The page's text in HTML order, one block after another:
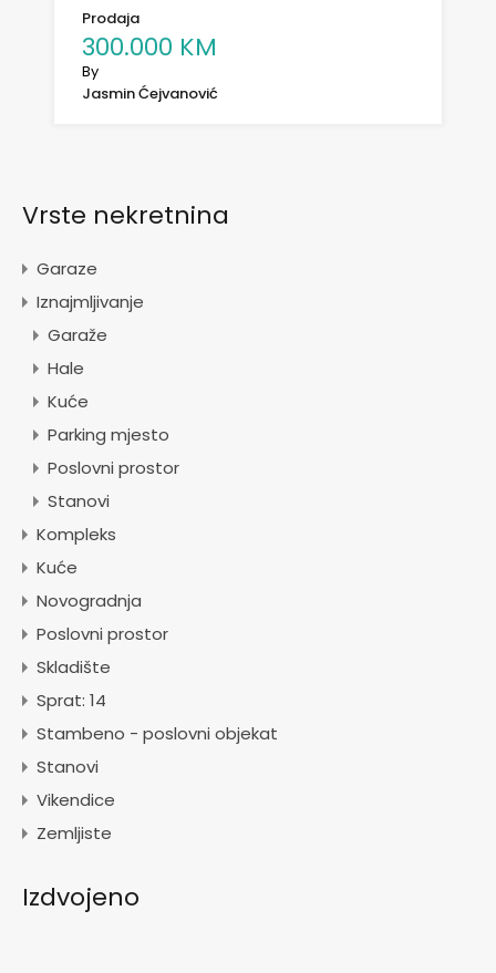
Prodaja
300.000 KM
By
Jasmin Ćejvanović
Vrste nekretnina
Garaze
Iznajmljivanje
Garaže
Hale
Kuće
Parking mjesto
Poslovni prostor
Stanovi
Kompleks
Kuće
Novogradnja
Poslovni prostor
Skladište
Sprat: 14
Stambeno - poslovni objekat
Stanovi
Vikendice
Zemljiste
Izdvojeno